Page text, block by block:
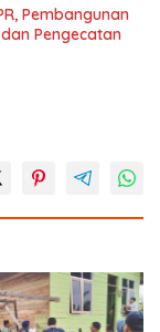
Pembangunan
Pengecatan